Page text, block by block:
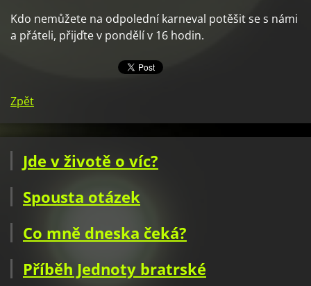
Kdo nemůžete na odpolední karneval potěšit se s námi
a přáteli, přijďte v pondělí v 16 hodin.
Zpět
Jde v životě o víc?
Spousta otázek
Co mně dneska čeká?
Příběh Jednoty bratrské